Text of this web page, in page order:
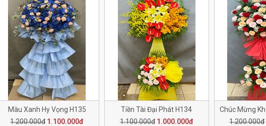
Màu Xanh Hy Vọng H135
1.200.000đ 1.100.000đ
Tiền Tài Đại Phát H134
1.100.000đ 1.000.000đ
1.200.000đ